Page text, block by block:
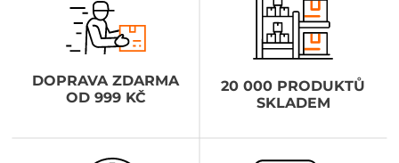
DOPRAVA ZDARMA
OD 999 KČ
20 000 PRODUKTŮ
SKLADEM